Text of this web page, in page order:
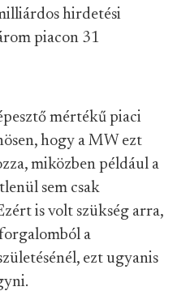
hirdetési
piacon 31
mértékű piaci
hogy a MW ezt
miközben például a
sem csak
is volt szükség arra,
a
ezt ugyanis